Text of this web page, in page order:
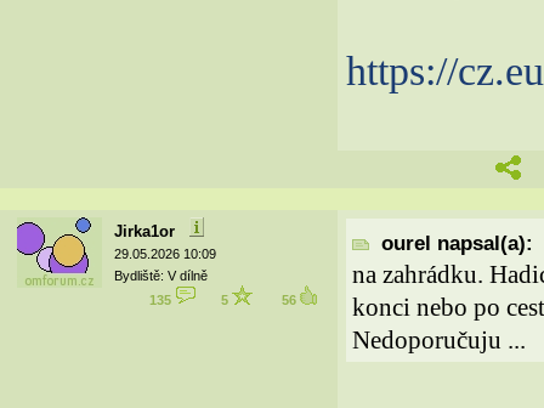
https://
Jirka1or
29.05.2026 10:09
Bydliště: V dílně
135
5 56
ourel napsal(a):
na zahrádku.
konci nebo po
Nedoporučuju ...